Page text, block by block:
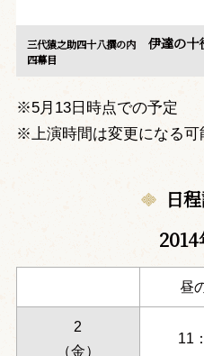
三代猿之助四十八撰の内伊達の十
四幕目
※5月13日時点での予定
※上演時間は変更になる可
日
昼
2
（金）
11